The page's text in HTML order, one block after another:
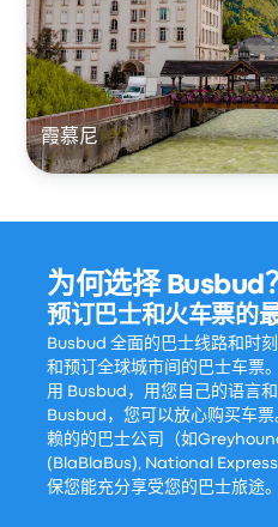
霞慕尼
为何选择 Busbud
预订巴士和火车票的
Busbud 全面的巴士线路和时
和预订全球城市间的巴士车票
用 Busbud，用您自己的语言
Busbud，您可以放心购买车
赖的的巴士公司（如
(BlaBlaBus), National
保您能充分享受您的巴士旅途。